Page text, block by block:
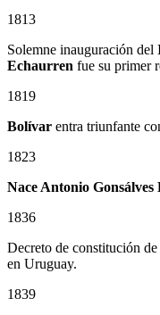
1813
Solemne inauguración del
Echaurren fue su primer
1819
Bolívar entra triunfante
1823
Nace Antonio Gonsálves
1836
Decreto de constitución de
en Uruguay.
1839